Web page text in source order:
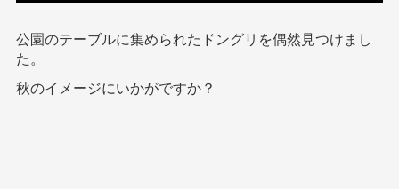
公園のテーブルに集められたドングリを偶然見つけまし
た。
秋のイメージにいかがですか？